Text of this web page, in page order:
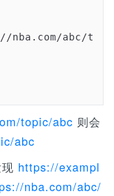
nba.com/abc/t
topic/abc 则会
abc
https://exampl
nba.com/abc/